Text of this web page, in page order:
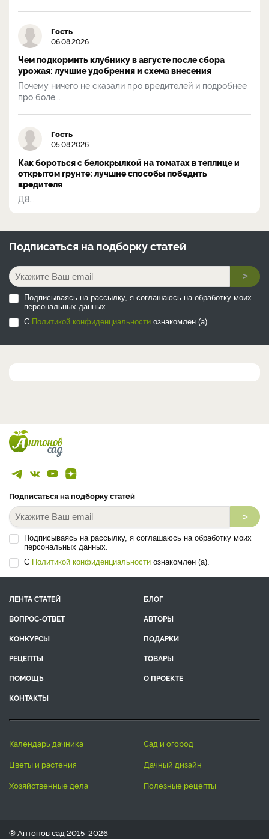
Гость
06.08.2026
Чем подкормить клубнику в августе после сбора
урожая: лучшие удобрения и схема внесения
Почему ничего не сказали про вредителей и подробнее
про боле...
Гость
05.08.2026
Как бороться с белокрылкой на томатах в теплице и
открытом грунте: лучшие способы победить
вредителя
Д8...
Подписаться на подборку статей
>
Подписываясь на рассылку, я соглашаюсь на обработку моих
персональных данных.
С Политикой конфиденциальности ознакомлен (а).
Подписаться на подборку статей
>
Подписываясь на рассылку, я соглашаюсь на обработку моих
персональных данных.
С Политикой конфиденциальности ознакомлен (а).
ЛЕНТА СТАТЕЙ
БЛОГ
ВОПРОС-ОТВЕТ
АВТОРЫ
КОНКУРСЫ
ПОДАРКИ
РЕЦЕПТЫ
ТОВАРЫ
ПОМОЩЬ
О ПРОЕКТЕ
КОНТАКТЫ
календарь дачника
сад и огород
цветы и растения
дачный дизайн
хозяйственные дела
полезные рецепты
® Антонов сад 2015-2026